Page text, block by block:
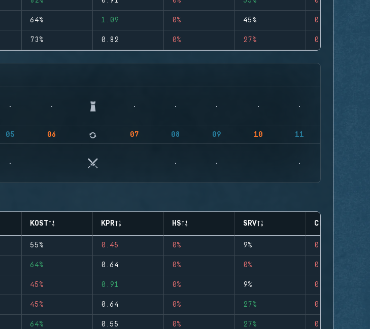
64% 1.09 0% 45% 0
73% 0.82 0% 27% 0
05 06 07 08 09 10 11
KOST KPR HS SRV CLUTCHES
55% 0.45 0% 9% 0
64% 0.64 0% 0% 0
45% 0.91 0% 9% 0
45% 0.64 0% 27% 0
64% 0.55 0% 27% 0